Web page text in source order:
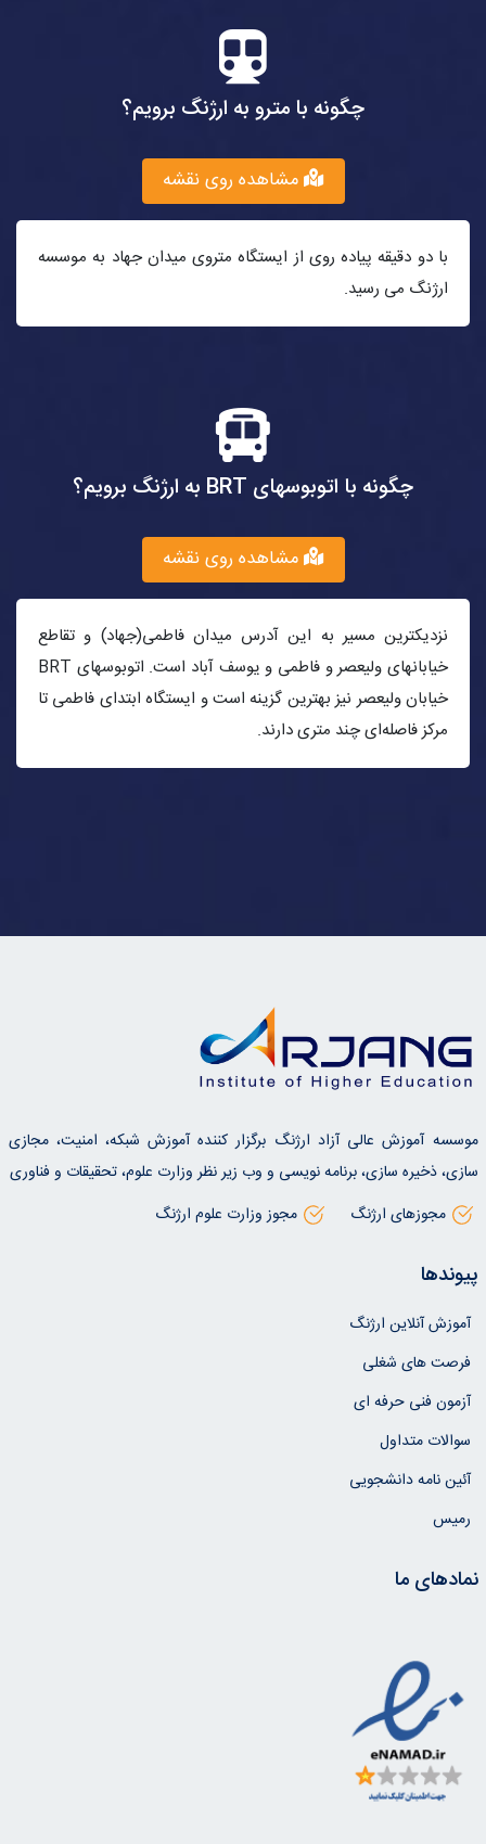
چگونه با مترو به ارژنگ برویم؟
مشاهده روی نقشه
با دو دقیقه پیاده روی از ایستگاه متروی میدان جهاد به موسسه
ارژنگ می رسید.
چگونه با اتوبوسهای BRT به ارژنگ برویم؟
مشاهده روی نقشه
نزدیکترین مسیر به این آدرس میدان فاطمی(جهاد) و تقاطع
خیابانهای ولیعصر و فاطمی و یوسف آباد است. اتوبوسهای BRT
خیابان ولیعصر نیز بهترین گزینه است و ایستگاه ابتدای فاطمی تا
مرکز فاصله‌ای چند متری دارند.
موسسه آموزش عالی آزاد ارژنگ برگزار کننده آموزش شبکه، امنیت، مجازی
سازی، ذخیره سازی، برنامه نویسی و وب زیر نظر وزارت علوم، تحقیقات و فناوری
مجوزهای ارژنگ
مجوز وزارت علوم ارژنگ
پیوندها
آموزش آنلاین ارژنگ
فرصت های شغلی
آزمون فنی حرفه ای
سوالات متداول
آئین نامه دانشجویی
رمیس
نمادهای ما